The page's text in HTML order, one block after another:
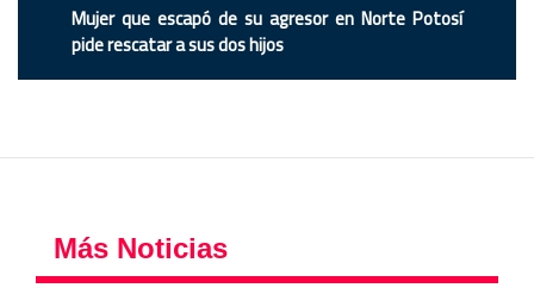
Mujer que escapó de su agresor en Norte Potosí
pide rescatar a sus dos hijos
Más Noticias